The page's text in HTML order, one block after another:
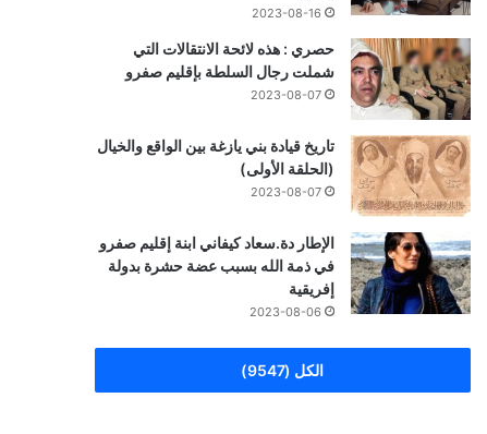
2023-08-16
حصري : هذه لائحة الانتقالات التي
شملت رجال السلطة بإقليم صفرو
2023-08-07
تاريخ قيادة بني يازغة بين الواقع والخيال
(الحلقة الأولى)
2023-08-07
الإطار دة.سعاد كيفاني ابنة إقليم صفرو
في ذمة الله بسبب عضة حشرة بدولة
إفريقية
2023-08-06
الكل (9547)